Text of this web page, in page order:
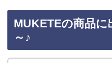
MUKETEの商品
～♪